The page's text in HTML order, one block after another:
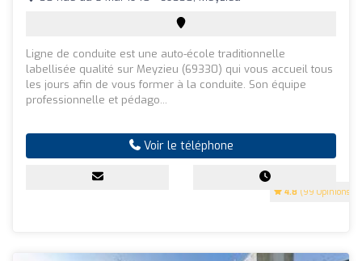
4.8 (99 Opinions)
Ligne de conduite est une auto-école traditionnelle
labellisée qualité sur Meyzieu (69330) qui vous accueil tous
les jours afin de vous former à la conduite. Son équipe
professionnelle et pédago...
Voir le téléphone